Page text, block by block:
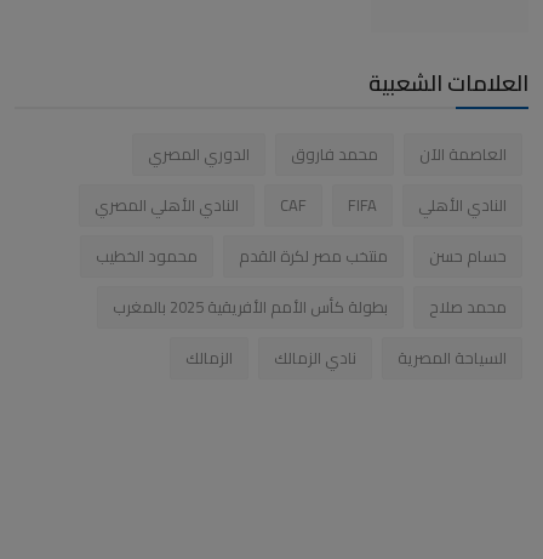
العلامات الشعبية
العاصمة الآن محمد فاروق
الدوري المصري
النادي الأهلي
FIFA
CAF
النادي الأهلي المصري
حسام حسن
منتخب مصر لكرة القدم
محمود الخطيب
محمد صلاح
بطولة كأس الأمم الأفريقية 2025 بالمغرب
السياحة المصرية
نادي الزمالك الزمالك